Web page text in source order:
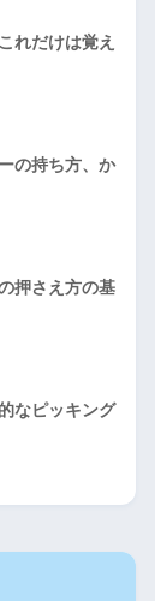
れだけは覚え
の持ち方、か
押さえ方の基
なピッキング